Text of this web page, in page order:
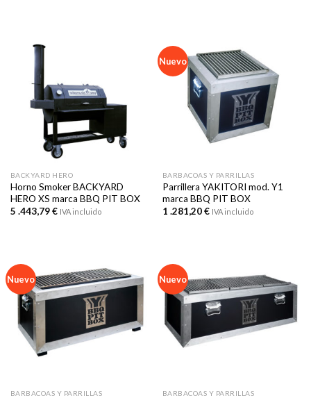
BACKYARD HERO
Horno Smoker BACKYARD
HERO XS marca BBQ PIT BOX
5 .443,79€ IVA incluido
Nuevo
BARBACOAS Y PARRILLAS
Parrillera YAKITORI mod. Y1
marca BBQ PIT BOX
1 .281,20€ IVA incluido
Nuevo
BARBACOAS Y PARRILLAS
Nuevo
BARBACOAS Y PARRILLAS